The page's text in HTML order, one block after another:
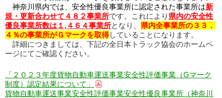
神奈川県内では、安全性優良事業所に認定された事業所は新
規・更新合わせて４８２事業所です。これにより 県内の安全性
優良事業所数は１,４６４事業所となり、 県内全事業所の３３．
４％の事業所がＧマークを取得していることになります。
詳細につきましては、下記の全日本トラック協会のホームペ
ージにてご確認ください。
「２０２３年度貨物自動車運送事業安全性評価事業（Gマーク
制度）認定結果について」
貨物自動車運送事業安全性評価事業安全性優良事業所（神奈川